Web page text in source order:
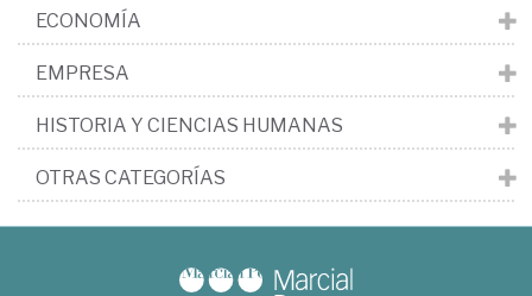
ECONOMÍA
EMPRESA
HISTORIA Y CIENCIAS HUMANAS
OTRAS CATEGORÍAS